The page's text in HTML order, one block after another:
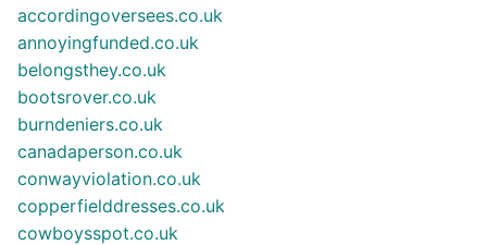
accordingoversees.co.uk
annoyingfunded.co.uk
belongsthey.co.uk
bootsrover.co.uk
burndeniers.co.uk
canadaperson.co.uk
conwayviolation.co.uk
copperfielddresses.co.uk
cowboysspot.co.uk